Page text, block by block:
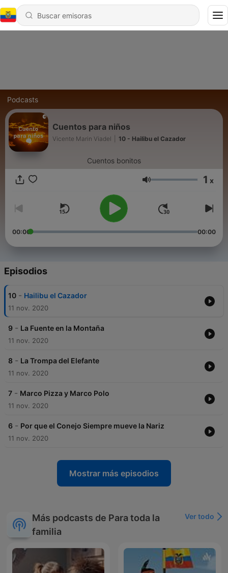
Podcasts
Cuentos para niños
Vicente Marin Viadel 10 - Hailibu el Cazador
Cuentos bonitos
Volumen 1 x
00:00 00:00
Episodios
10 - Hailibu el Cazador
11 nov. 2020
9 - La Fuente en la Montaña
11 nov. 2020
8 - La Trompa del Elefante
11 nov. 2020
7 - Marco Pizza y Marco Polo
11 nov. 2020
6 - Por que el Conejo Siempre mueve la Nariz
11 nov. 2020
Mostrar más episodios
Más podcasts de Para toda la
familia
Ver todo